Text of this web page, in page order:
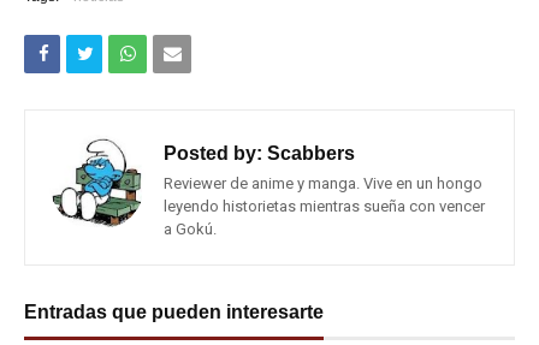
Posted by: Scabbers
Reviewer de anime y manga. Vive en un hongo
leyendo historietas mientras sueña con vencer
a Gokú.
Entradas que pueden interesarte